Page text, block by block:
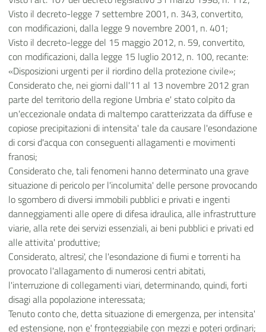
Visto il decreto-legge 7 settembre 2001, n. 343, convertito,
con modificazioni, dalla legge 9 novembre 2001, n. 401;
Visto il decreto-legge del 15 maggio 2012, n. 59, convertito,
con modificazioni, dalla legge 15 luglio 2012, n. 100, recante:
«Disposizioni urgenti per il riordino della protezione civile»;
Considerato che, nei giorni dall'11 al 13 novembre 2012 gran
parte del territorio della regione Umbria e' stato colpito da
un'eccezionale ondata di maltempo caratterizzata da diffuse e
copiose precipitazioni di intensita' tale da causare l'esondazione
di corsi d'acqua con conseguenti allagamenti e movimenti
franosi;
Considerato che, tali fenomeni hanno determinato una grave
situazione di pericolo per l'incolumita' delle persone provocando
lo sgombero di diversi immobili pubblici e privati e ingenti
danneggiamenti alle opere di difesa idraulica, alle infrastrutture
viarie, alla rete dei servizi essenziali, ai beni pubblici e privati ed
alle attivita' produttive;
Considerato, altresi', che l'esondazione di fiumi e torrenti ha
provocato l'allagamento di numerosi centri abitati,
l'interruzione di collegamenti viari, determinando, quindi, forti
disagi alla popolazione interessata;
Tenuto conto che, detta situazione di emergenza, per intensita'
ed estensione, non e' fronteggiabile con mezzi e poteri ordinari;